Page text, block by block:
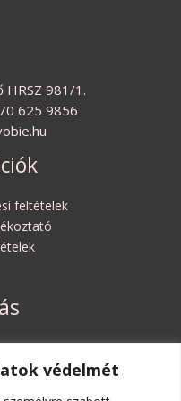
védelmét
HRSZ 981/1.
625 9856
feltételek
határidők